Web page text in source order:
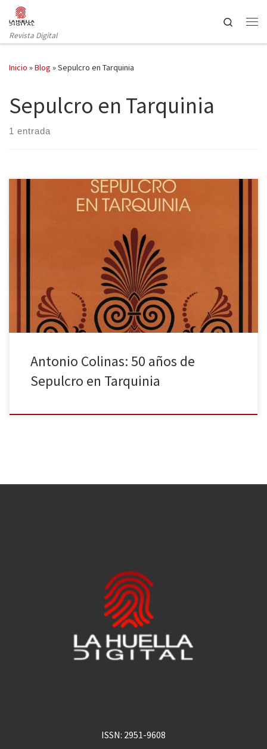
Saltar al contenido
Revista Digital
Search
Inicio »Blog »Sepulcro en Tarquinia
Sepulcro en Tarquinia
1 entrada
Antonio Colinas (La Bañeza, 1946-) publicó Sepulcro en Tarquinia
en 1975 (Diputación Provincial de León, colección de poesía de la
Institución «Fray Bernardino de Sahagún», CSIC). Su éxito fue
inmediato: recibió numerosas reseñas en periódicos de tirada
nacional, le fue otorgado el Premio Nacional de la Crítica y se
reeditó […]
Antonio Colinas: 50 años de
Sepulcro en Tarquinia
ISSN: 2951-9608